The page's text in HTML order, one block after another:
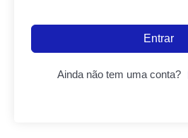
Entrar
Ainda não tem uma conta?